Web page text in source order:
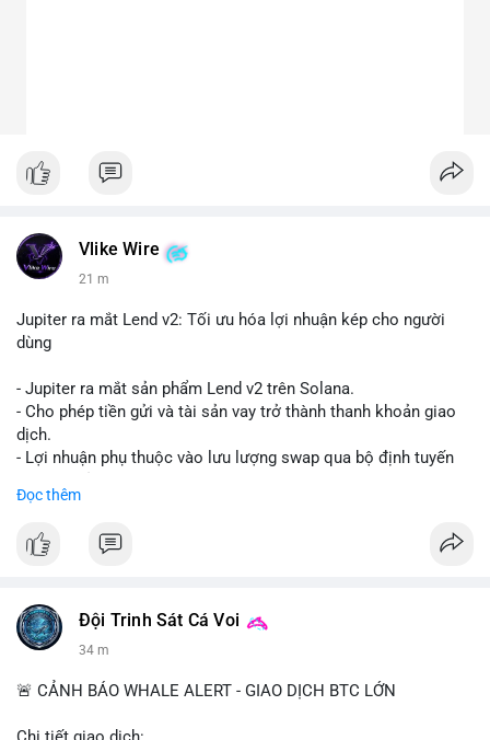
Vlike Wire
21 m
Jupiter ra mắt Lend v2: Tối ưu hóa lợi nhuận kép cho người
dùng
- Jupiter ra mắt sản phẩm Lend v2 trên Solana.
- Cho phép tiền gửi và tài sản vay trở thành thanh khoản giao
dịch.
- Lợi nhuận phụ thuộc vào lưu lượng swap qua bộ định tuyến
- Tăng hiệu quả sử dụng vốn cho người dùng.
#solana #jupiter
#vlikevn #titanbot
📰 Nguồn: CoinDesk
Đọc thêm
Đội Trinh Sát Cá Voi
34 m
🚨 CẢNH BÁO WHALE ALERT - GIAO DỊCH BTC LỚN